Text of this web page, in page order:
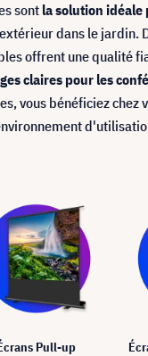
sont la solution
dans le jardin.
offrent une qualité
claires pour les
vous bénéficiez chez
Pull-up